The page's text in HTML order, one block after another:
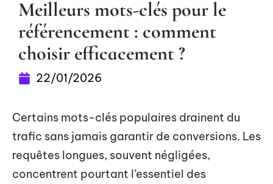
Meilleurs mots-clés pour le
référencement : comment
choisir efficacement ?
22/01/2026
Certains mots-clés populaires drainent du
trafic sans jamais garantir de conversions. Les
requêtes longues, souvent négligées,
concentrent pourtant l’essentiel des